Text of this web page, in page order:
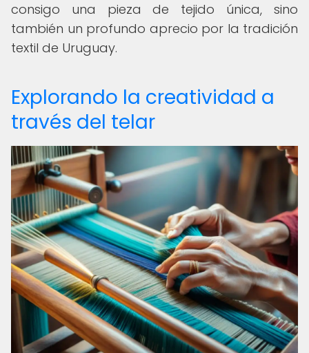
consigo una pieza de tejido única, sino
también un profundo aprecio por la tradición
textil de Uruguay.
Explorando la creatividad a
través del telar